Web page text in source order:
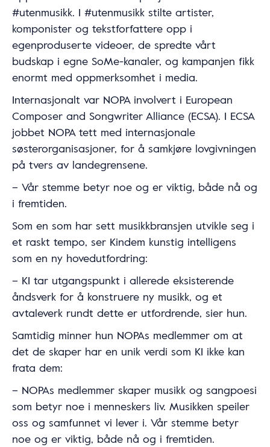
#utenmusikk. I #utenmusikk stilte artister,
komponister og tekstforfattere opp i
egenproduserte videoer, de spredte vårt
budskap i egne SoMe-kanaler, og kampanjen fikk
enormt med oppmerksomhet i media.
Internasjonalt var NOPA involvert i European
Composer and Songwriter Alliance (ECSA). I ECSA
jobbet NOPA tett med internasjonale
søsterorganisasjoner, for å samkjøre lovgivningen
på tvers av landegrensene.
– Vår stemme betyr noe og er viktig, både nå og
i fremtiden.
Som en som har sett musikkbransjen utvikle seg i
et raskt tempo, ser Kindem kunstig intelligens
som en ny hovedutfordring:
– KI tar utgangspunkt i allerede eksisterende
åndsverk for å konstruere ny musikk, og et
avtaleverk rundt dette er utfordrende, sier hun.
Samtidig minner hun NOPAs medlemmer om at
det de skaper har en unik verdi som KI ikke kan
frata dem:
– NOPAs medlemmer skaper musikk og sangpoesi
som betyr noe i menneskers liv. Musikken speiler
oss og samfunnet vi lever i. Vår stemme betyr
noe og er viktig, både nå og i fremtiden.